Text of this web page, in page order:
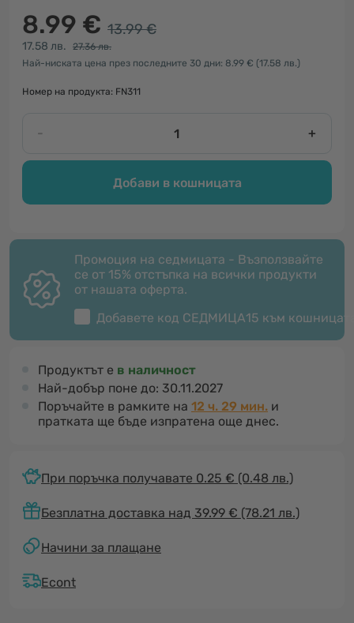
8.99 € 13.99 €
17.58 лв.
27.36 лв.
Най-ниската цена през последните 30 дни: 8.99 € (17.58 лв.)
Номер на продукта: FN311
- +
Добави в кошницата
Промоция на седмицата - Възползвайте
се от 15% отстъпка на всички продукти
от нашата оферта.
Добавете код СЕДМИЦА15 към
Продуктът е в наличност
Най-добър поне до: 30.11.2027
Поръчайте в рамките на 12 ч. 29 мин. и
пратката ще бъде изпратена още днес.
При поръчка получавате 0.25 € (0.48 лв.)
Безплатна доставка над 39.99 € (78.21 лв.)
Начини за плащане
Econt